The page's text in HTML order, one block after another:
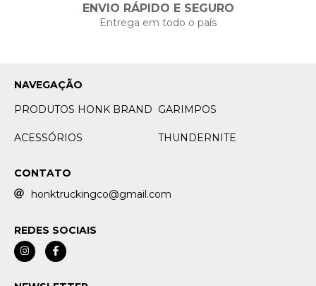
ENVIO RÁPIDO E SEGURO
Entrega em todo o país
NAVEGAÇÃO
PRODUTOS HONK BRAND GARIMPOS
ACESSÓRIOS THUNDERNITE
CONTATO
honktruckingco@gmail.com
REDES SOCIAIS